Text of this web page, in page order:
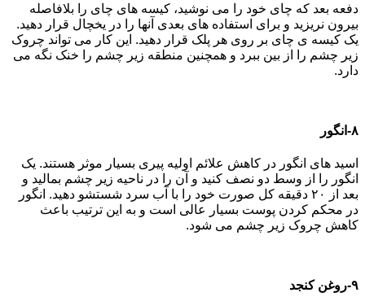
دفعه بعد که چای خود را می نوشید، کیسه های چای را بلافاصله
بیرون نریزید و برای استفاده های بعدی آنها را در یخچال قرار دهید.
یک کیسه ی چای بر روی هر پلک قرار دهید. این کار می تواند چروک
زیر چشم را از بین ببرد و همچنین منطقه زیر چشم را خنک نگه می
دارد.
۸-انگور
اسید های انگور در کاهش علائم اولیه پیری بسیار موثر هستند. یک
انگور را از وسط دو نصف کنید و آن را در ناحیه زیر چشم بمالید و
بعد از ۲۰ دقیقه کل صورت خود را با آب سرد شستشو دهید. انگور
در محکم کردن پوست بسیار عالی است و به این ترتیب باعث
کاهش چروک زیر چشم می شود.
۹-روغن کنجد